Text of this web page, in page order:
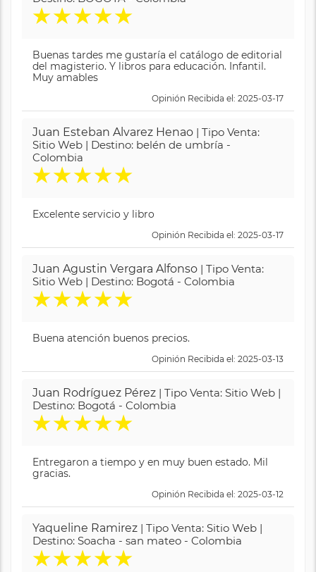
★★★★★
Buenas tardes me gustaría el catálogo de editorial
del magisterio. Y libros para educación. Infantil.
Muy amables
Opinión Recibida el: 2025-03-17
Juan Esteban Alvarez Henao | Tipo Venta:
Sitio Web | Destino: belén de umbría -
Colombia
★★★★★
Excelente servicio y libro
Opinión Recibida el: 2025-03-17
Juan Agustin Vergara Alfonso | Tipo Venta:
Sitio Web | Destino: Bogotá - Colombia
★★★★★
Buena atención buenos precios.
Opinión Recibida el: 2025-03-13
Juan Rodríguez Pérez | Tipo Venta: Sitio Web |
Destino: Bogotá - Colombia
★★★★★
Entregaron a tiempo y en muy buen estado. Mil
gracias.
Opinión Recibida el: 2025-03-12
Yaqueline Ramirez | Tipo Venta: Sitio Web |
Destino: Soacha - san mateo - Colombia
★★★★★